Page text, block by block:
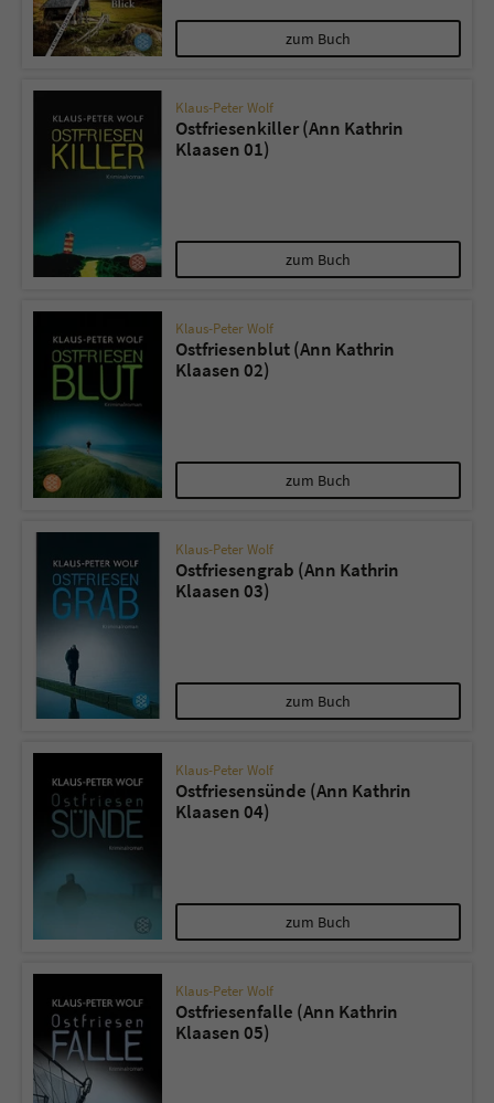
zum Buch
Klaus-Peter Wolf
Ostfriesenkiller (Ann Kathrin
Klaasen 01)
zum Buch
Klaus-Peter Wolf
Ostfriesenblut (Ann Kathrin
Klaasen 02)
zum Buch
Klaus-Peter Wolf
Ostfriesengrab (Ann Kathrin
Klaasen 03)
zum Buch
Klaus-Peter Wolf
Ostfriesensünde (Ann Kathrin
Klaasen 04)
zum Buch
Klaus-Peter Wolf
Ostfriesenfalle (Ann Kathrin
Klaasen 05)